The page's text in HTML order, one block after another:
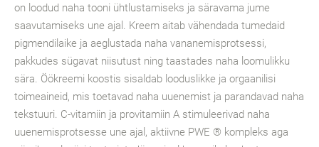
on loodud naha tooni ühtlustamiseks ja säravama jume
saavutamiseks une ajal. Kreem aitab vähendada tumedaid
pigmendilaike ja aeglustada naha vananemisprotsessi,
pakkudes sügavat niisutust ning taastades naha loomulikku
sära. Öökreemi koostis sisaldab looduslikke ja orgaanilisi
toimeaineid, mis toetavad naha uuenemist ja parandavad naha
tekstuuri. C-vitamiin ja provitamiin A stimuleerivad naha
uuenemisprotsesse une ajal, aktiivne PWE ® kompleks aga